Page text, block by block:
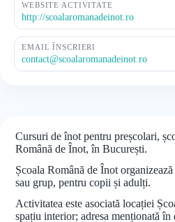
WEBSITE ACTIVITATE
http://scoalaromanadeinot.ro
EMAIL ÎNSCRIERI
contact@scoalaromanadeinot.ro
Cursuri de înot pentru preșcolari,
Română de Înot, în București.
Școala Română de Înot
sau grup, pentru copii și adulți.
Activitatea este asociată locației
spațiu interior; adresa menționată